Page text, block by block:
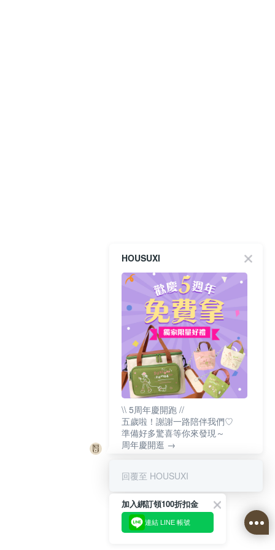
HOUSUXI
\\ 5周年慶開跑 //
五歲啦！謝謝一路陪伴我們♡
準備好多驚喜等你來發現～
周年慶開逛 →
回覆至 HOUSUXI
加入綁訂領100折扣金
連結 LINE 帳號